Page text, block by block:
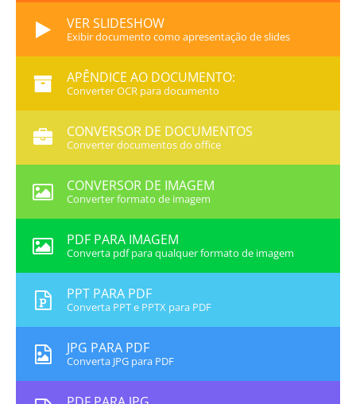
VER SLIDESHOW
Exibir documento como apresentação de slides
APÊNDICE AO DOCUMENTO:
Converter OCR para documento
CONVERSOR DE DOCUMENTOS
Converter documentos do office
CONVERSOR DE IMAGEM
Converter formato de imagem
PDF PARA IMAGEM
Converta pdf para qualquer formato de imagem
PPT PARA PDF
Converta PPT e PPTX para PDF
JPG PARA PDF
Converta JPG para PDF